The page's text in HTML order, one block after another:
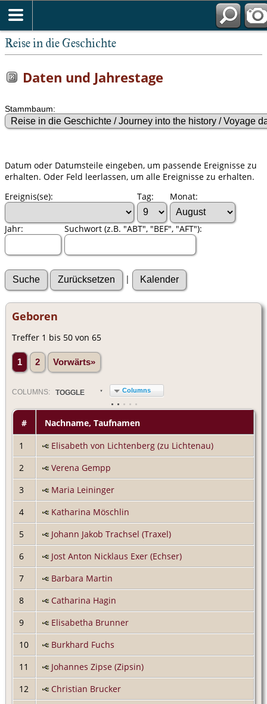
Reise in die Geschichte
Daten und Jahrestage
Stammbaum:
Datum oder Datumsteile eingeben, um passende Ereignisse zu
erhalten. Oder Feld leerlassen, um alle Ereignisse zu erhalten.
Ereignis(se):
Tag: Monat:
Jahr: Suchwort (z.B. "ABT", "BEF", "AFT"):
|
Geboren
Treffer 1 bis 50 von 65
1 2 Vorwärts»
COLUMN S: TOGGLE Columns
#
Nachname, Taufnamen
1
Elisabeth von Lichtenberg (zu Lichtenau)
2
Verena Gempp
3
Maria Leininger
4
Katharina Möschlin
5
Johann Jakob Trachsel (Traxel)
6
Jost Anton Nicklaus Exer (Echser)
7
Barbara Martin
8
Catharina Hagin
9
Elisabetha Brunner
10
Burkhard Fuchs
11
Johannes Zipse (Zipsin)
12
Christian Brucker